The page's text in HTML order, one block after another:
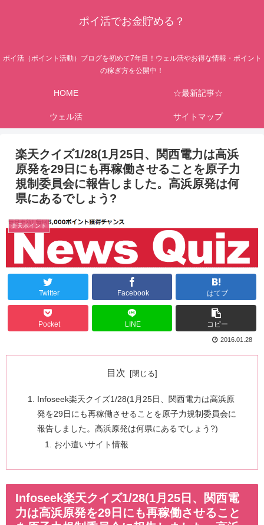
ポイ活でお金貯める？
ポイ活（ポイント活動）ブログを初めて7年目！ウェル活やお得な情報・ポイント
の稼ぎ方を公開中！
HOME ☆最新記事☆
ウェル活 サイトマップ
楽天クイズ1/28(1月25日、関西電力は高浜
原発を29日にも再稼働させることを原子力
規制委員会に報告しました。高浜原発は何
県にあるでしょう?
楽天ポイント
Twitter Facebook はてブ
Pocket LINE コピー
2016.01.28
目次
Infoseek楽天クイズ1/28(1月25日、関西電力は高浜原
発を29日にも再稼働させることを原子力規制委員会に
報告しました。高浜原発は何県にあるでしょう?)
お小遣いサイト情報
Infoseek楽天クイズ1/28(1月25日、関西電
力は高浜原発を29日にも再稼働させること